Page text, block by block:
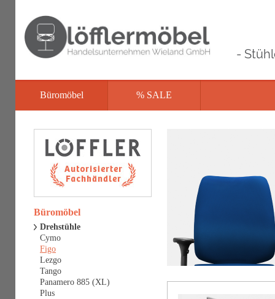
-
Büromöbel % SALE
Büromöbel
Drehstühle
Cymo
Figo
Lezgo
Tango
Panamero 885 (XL)
Plus